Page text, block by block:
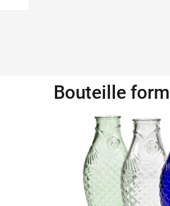
Bouteille